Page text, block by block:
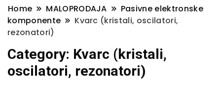
Home MALOPRODAJA
Pasivne elektronske
komponente
Kvarc (kristali, oscilatori,
rezonatori)
Category: Kvarc (kristali,
oscilatori, rezonatori)